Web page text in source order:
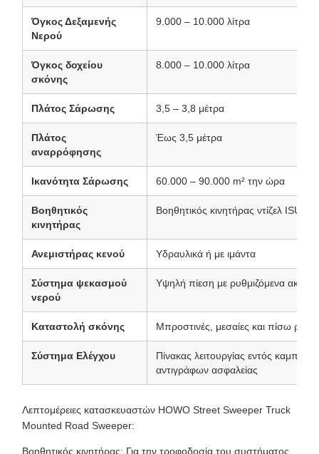
Όγκος Δεξαμενής
Νερού
9.000 – 10.000 λίτρα
Όγκος δοχείου
σκόνης
8.000 – 10.000 λίτρα
Πλάτος Σάρωσης 3,5 – 3,8 μέτρα
Πλάτος
αναρρόφησης
Έως 3,5 μέτρα
Ικανότητα Σάρωσης 60.000 – 90.000 m² την ώρα
Βοηθητικός
κινητήρας
Βοηθητικός κινητήρας ντίζελ
Ανεμιστήρας κενού Υδραυλικά ή με ιμάντα
Σύστημα ψεκασμού
νερού
Υψηλή πίεση με ρυθμιζόμενα
Καταστολή σκόνης Μπροστινές, μεσαίες και πίσω
Σύστημα Ελέγχου
Πίνακας λειτουργίας εντός
αντιγράφων ασφαλείας
Λεπτομέρειες κατασκευαστών HOWO Street Sweeper Truck
Mounted Road Sweeper:
Βοηθητικός κινητήρας: Για την τροφοδοσία του συστήματος